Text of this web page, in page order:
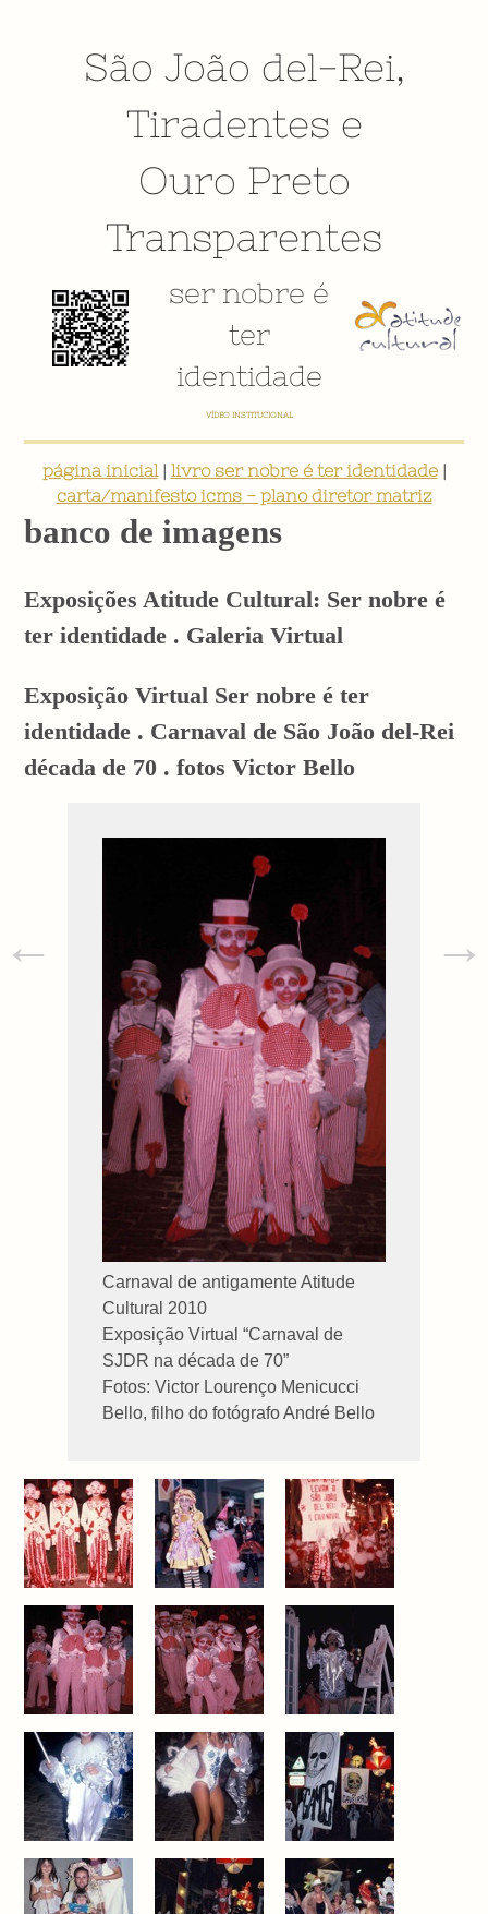
São João del-Rei,
Tiradentes e
Ouro Preto
Transparentes
ser nobre é
ter
identidade
VÍDEO INSTITUCIONAL
página inicial| livro ser nobre é ter identidade|
carta/manifesto icms - plano diretor matriz
banco de imagens
Exposições Atitude Cultural: Ser nobre é
ter identidade . Galeria Virtual
Exposição Virtual Ser nobre é ter
identidade . Carnaval de São João del-Rei
década de 70 . fotos Victor Bello
Carnaval de antigamente Atitude
Cultural 2010
Exposição Virtual “Carnaval de
SJDR na década de70”
Fotos: Victor Lourenço Menicucci
Bello, filho do fotógrafo André Bello
← →